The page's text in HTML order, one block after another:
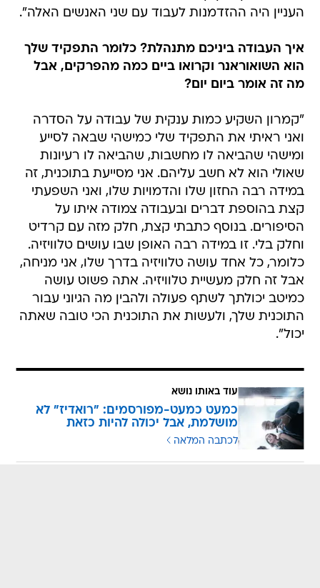
העניין היה ההזדמנות לעבוד עם שני האנשים האלה".
איך העבודה ביניכם מתנהלת? כלומר התפקיד שלך
הוא השואוראנר וקרואו ביים כמה מהפרקים, אבל
מה זה אומר ביום יום?
"קמרון השקיע כמות ענקית של עבודה על הסדרה
ואני ראיתי את התפקיד שלי כמישהי שבאה לסייע
ומישהי שהביאה לו מחשבות, שהביאה לו רעיונות
שאולי הוא לא חשב עליהם. אני מסייעת בתוכנית, זה
במידה רבה החזון שלו והדמויות שלו, ואני השפעתי
קצת בהוספת דברים ובעבודה צמודה איתו על
הסיפורים. בנוסף כתבתי קצת, חלק מזה עם קרדיט
וחלק בלי. זו במידה רבה האופן שבו עושים טלוויזיה.
כלומר, כל אחד עושה טלוויזיה בדרך שלו, אני מניחה,
אבל זה חלק מעשיית טלוויזיה. אתה פשוט עושה
כמיטב יכולתך לשתף פעולה ולהבין מה הגיוני עבור
התוכנית שלך, ולעשות את התוכנית הכי טובה שאתה
יכול".
עוד באותו נושא
כמעט כמעט-מפורסמים: "רואדיז" לא
מושלמת, אבל יכולה להיות כזאת
לכתבה המלאה